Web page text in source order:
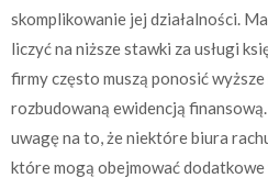
skomplikowanie jej działalności.
liczyć na niższe stawki za usługi
firmy często muszą ponosić
rozbudowaną ewidencją
uwagę na to, że niektóre biura
które mogą obejmować